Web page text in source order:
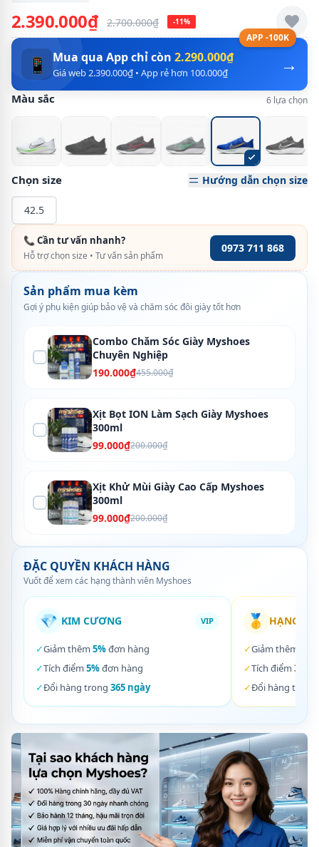
2.390.000₫ 2.700.000₫ -11%
APP -100K
→
📱 Mua qua App chỉ còn 2.290.000₫
Giá web 2.390.000₫ • App rẻ hơn 100.000₫
Màu sắc 6 lựa chọn
Chọn size Hướng dẫn chọn size
42.5
📞 Cần tư vấn nhanh?
Hỗ trợ chọn size • Tư vấn sản phẩm
0973 711 868
Sản phẩm mua kèm
Gợi ý phụ kiện giúp bảo vệ và chăm sóc đôi giày tốt hơn
Combo Chăm Sóc Giày Myshoes
Chuyên Nghiệp
190.000₫455.000₫
Xịt Bọt ION Làm Sạch Giày Myshoes
300ml
99.000₫200.000₫
Xịt Khử Mùi Giày Cao Cấp Myshoes
300ml
99.000₫200.000₫
ĐẶC QUYỀN KHÁCH HÀNG
Vuốt để xem các hạng thành viên Myshoes
💎 KIM CƯƠNG VIP
✓Giảm thêm 5%đơn hàng
✓Tích điểm 5%đơn hàng
✓Đổi hàng trong 365 ngày
🥇 HẠNG
✓Giảm thêm
✓Tích điểm 3%
✓Đổi hàng trong